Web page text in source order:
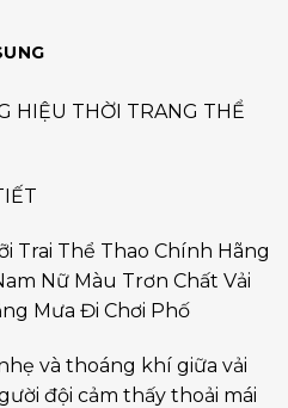
HIỆU THỜI TRANG THỂ
Trai Thể Thao Chính Hãng
Nữ Màu Trơn Chất Vải
Mưa Đi Chơi Phố
và thoáng khí giữa vải
đội cảm thấy thoải mái